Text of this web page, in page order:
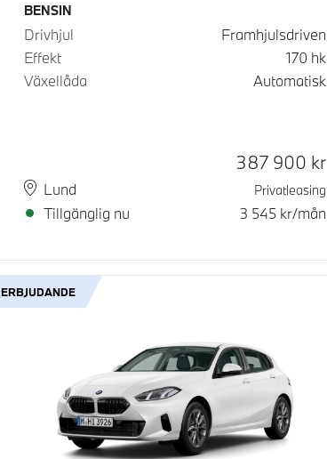
Bränsle
BENSIN
Drivhjul
Framhjulsdriven
Effekt
170 hk
Växellåda
Automatisk
PlatsLund
Leveranstid
Tillgänglig nu
Kontantpris
387 900 kr
Privatleasing
3 545 kr/mån
ERBJUDANDE